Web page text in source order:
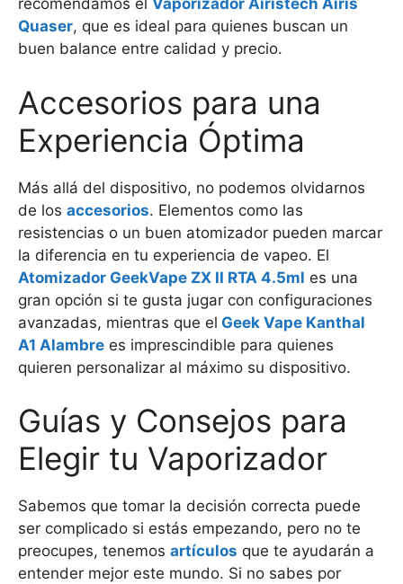
recomendamos el Vaporizador Airistech Airis
Quaser, que es ideal para quienes buscan un
buen balance entre calidad y precio.
Accesorios para una
Experiencia Óptima
Más allá del dispositivo, no podemos olvidarnos
de los accesorios. Elementos como las
resistencias o un buen atomizador pueden marcar
la diferencia en tu experiencia de vapeo. El
Atomizador GeekVape ZX II RTA 4.5ml es una
gran opción si te gusta jugar con configuraciones
avanzadas, mientras que el Geek Vape Kanthal
A1 Alambre es imprescindible para quienes
quieren personalizar al máximo su dispositivo.
Guías y Consejos para
Elegir tu Vaporizador
Sabemos que tomar la decisión correcta puede
ser complicado si estás empezando, pero no te
preocupes, tenemos artículos que te ayudarán a
entender mejor este mundo. Si no sabes por